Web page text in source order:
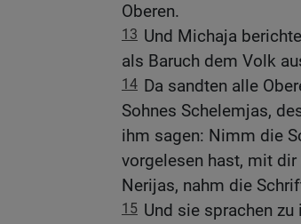
Oberen.
13 Und Michaja
als Baruch dem Volk
14 Da sandten alle
Sohnes Schelemjas,
ihm sagen: Nimm die
vorgelesen hast, mit dir
Nerijas, nahm die
15 Und sie sprachen zu